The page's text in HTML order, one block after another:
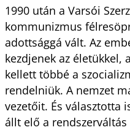
1990 után a Varsói
kommunizmus
adottsággá vált. Az
kezdjenek az életükkel,
kellett többé a
rendelniük. A nemzet
vezetőit. És választotta
állt elő a